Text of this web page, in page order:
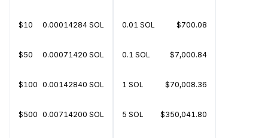
$10 0.00014284 SOL
$50 0.00071420 SOL
$100 0.00142840 SOL
$500 0.00714200 SOL
0.01 SOL $700.08
0.1 SOL $7,000.84
1 SOL $70,008.36
5 SOL $350,041.80